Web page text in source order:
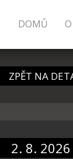
DOMŮ
ZPĚT NA
2. 8. 2026